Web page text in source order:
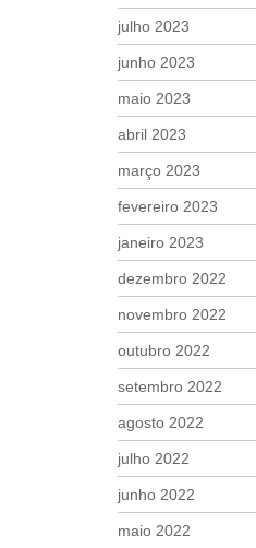
julho 2023
junho 2023
maio 2023
abril 2023
março 2023
fevereiro 2023
janeiro 2023
dezembro 2022
novembro 2022
outubro 2022
setembro 2022
agosto 2022
julho 2022
junho 2022
maio 2022